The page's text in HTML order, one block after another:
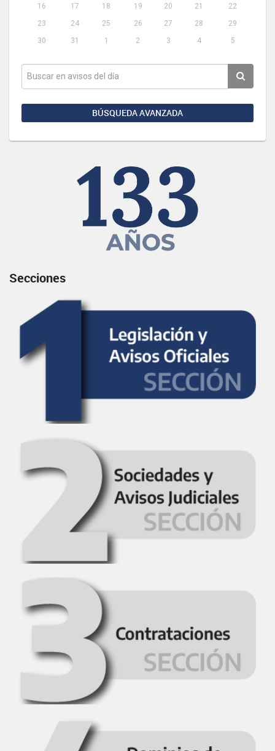
16
17 18 19 20 21
22
23
24 25 26 27 28
29
30
31 1 2 3 4 5
BÚSQUEDA AVANZADA
Secciones